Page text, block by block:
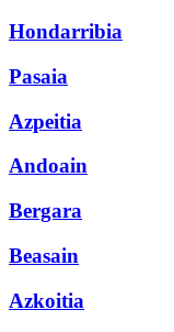
Hondarribia
Pasaia
Azpeitia
Andoain
Bergara
Beasain
Azkoitia